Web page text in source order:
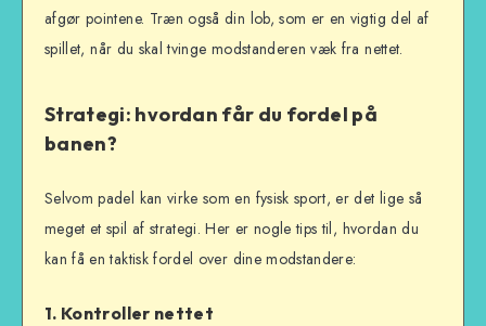
afgør pointene. Træn også din lob, som er en vigtig del af
spillet, når du skal tvinge modstanderen væk fra nettet.
Strategi: hvordan får du fordel på
banen?
Selvom padel kan virke som en fysisk sport, er det lige så
meget et spil af strategi. Her er nogle tips til, hvordan du
kan få en taktisk fordel over dine modstandere:
1. Kontroller nettet